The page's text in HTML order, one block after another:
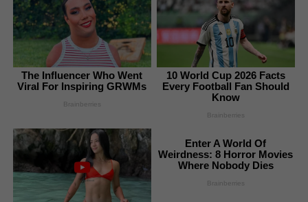
The Influencer Who Went
Viral For Inspiring GRWMs
Brainberries
10 World Cup 2026 Facts
Every Football Fan Should
Know
Brainberries
Enter A World Of
Weirdness: 8 Horror Movies
Where Nobody Dies
Brainberries